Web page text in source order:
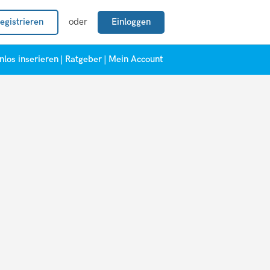
oder Einloggen
inserieren Ratgeber Mein Account